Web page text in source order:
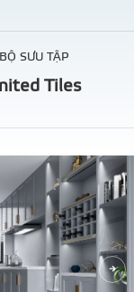
BỘ SƯU TẬP
Tiles